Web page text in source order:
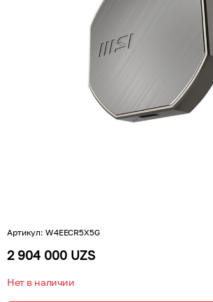
Артикул: W4EECR5X5G
2 904 000 UZS
Нет в наличии